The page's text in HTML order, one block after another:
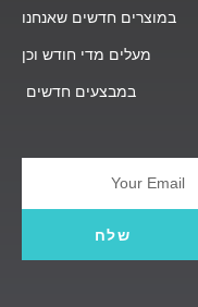
במוצרים חדשים שאנחנו
מעלים מדי חודש וכן
במבצעים חדשים
Email
שלח